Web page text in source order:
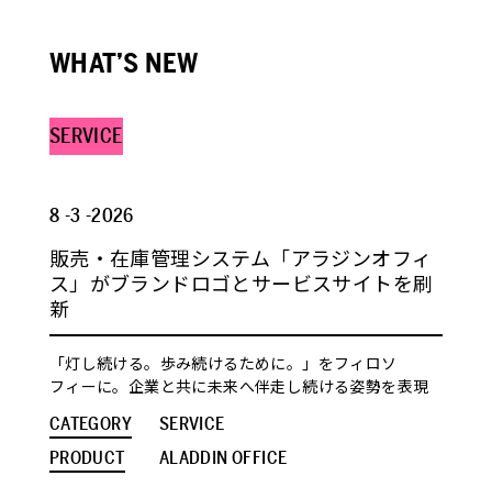
WHAT’S NEW
SERVICE
8 -3 -2026
販売・在庫管理システム「アラジンオフィ
ス」がブランドロゴとサービスサイトを刷
新
「灯し続ける。歩み続けるために。」をフィロソ
フィーに。企業と共に未来へ伴走し続ける姿勢を表現
CATEGORY
SERVICE
PRODUCT
ALADDIN OFFICE